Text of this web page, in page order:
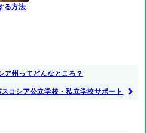
る方法
ア州ってどんなところ？
コシア公立学校・私立学校サポート